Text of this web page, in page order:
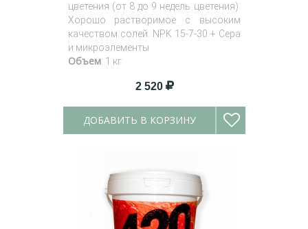
цветения (от 8 до 9 недель цветения).
Хорошо растворимое с высоким
качеством солей. NPK 15-7-30 + Сера
и микроэлементы
Объем: 1 кг
2 520
ДОБАВИТЬ В КОРЗИНУ